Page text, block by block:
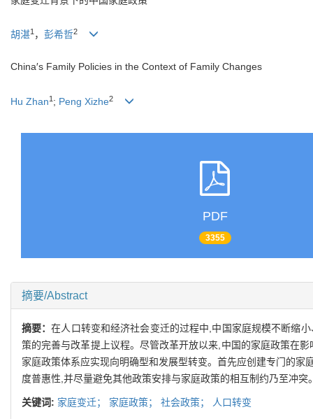
胡湛1 ， 彭希哲2
China′s Family Policies in the Context of Family Changes
Hu Zhan1 ; Peng Xizhe2
PDF
3355
摘要/Abstract
摘要：在人口转变和经济社会变迁的过程中,中国家庭规模不断缩
策的完善与改革提上议程。尽管改革开放以来,中国的家庭政策在
家庭政策体系应实现向明确型和发展型转变。首先应创建专门的
度普惠性,并尽量避免其他政策安排与家庭政策的相互制约乃至冲突
关键词: 家庭变迁； 家庭政策； 社会政策； 人口转变